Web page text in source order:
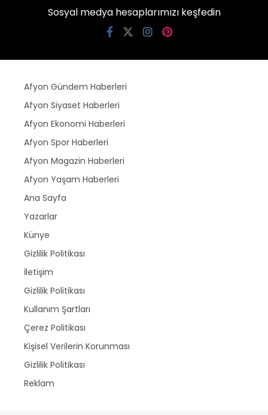
Sosyal medya hesaplarımızı keşfedin
Afyon Gündem Haberleri
Afyon Siyaset Haberleri
Afyon Ekonomi Haberleri
Afyon Spor Haberleri
Afyon Magazin Haberleri
Afyon Yaşam Haberleri
Ana Sayfa
Yazarlar
Künye
Gizlilik Politikası
İletişim
Gizlilik Politikası
Kullanım Şartları
Çerez Politikası
Kişisel Verilerin Korunması
Gizlilik Politikası
Reklam